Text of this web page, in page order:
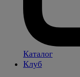
Каталог
Клуб